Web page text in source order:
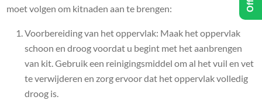
moet volgen om kitnaden aan te brengen:
Voorbereiding van het oppervlak: Maak het oppervlak
schoon en droog voordat u begint met het aanbrengen
van kit. Gebruik een reinigingsmiddel om al het vuil en vet
te verwijderen en zorg ervoor dat het oppervlak volledig
droog is.